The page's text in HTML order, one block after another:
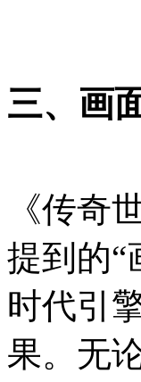
三、画
《传奇
提到的“
时代引
果。无